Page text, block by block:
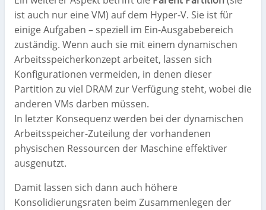
ist auch nur eine VM) auf dem Hyper-V. Sie ist für
einige Aufgaben – speziell im Ein-Ausgabebereich
zuständig. Wenn auch sie mit einem dynamischen
Arbeitsspeicherkonzept arbeitet, lassen sich
Konfigurationen vermeiden, in denen dieser
Partition zu viel DRAM zur Verfügung steht, wobei die
anderen VMs darben müssen.
In letzter Konsequenz werden bei der dynamischen
Arbeitsspeicher-Zuteilung der vorhandenen
physischen Ressourcen der Maschine effektiver
ausgenutzt.
Damit lassen sich dann auch höhere
Konsolidierungsraten beim Zusammenlegen der